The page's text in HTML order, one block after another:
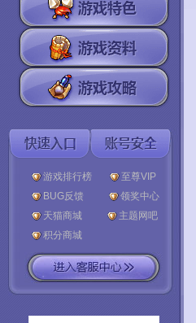
游戏排行榜
至尊VIP
BUG反馈
领奖中心
天猫商城
主题网吧
积分商城